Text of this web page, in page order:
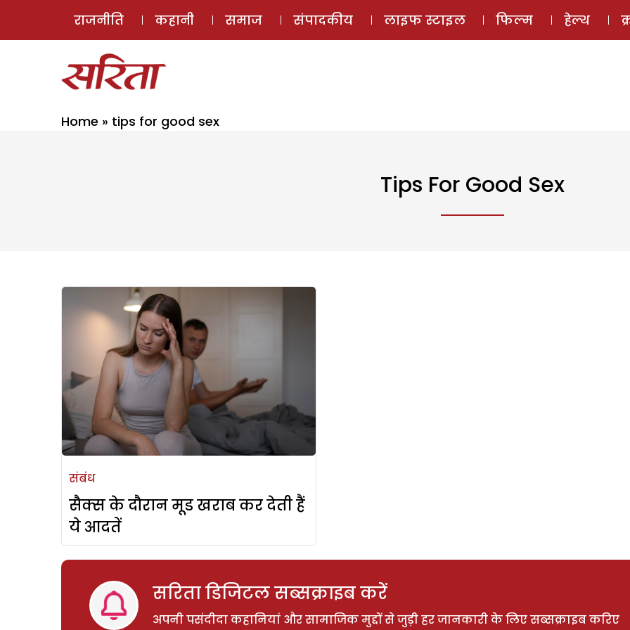
ई-मैगज़ीन
राजनीति कहानी समाज संपादकीय लाइफ स्टाइल फिल्म हेल्थ
Home » tips for good sex
Tips For Good Sex
संबंध
सैक्स के दौरान मूड खराब कर देती हैं
ये आदतें
सरिता डिजिटल सब्सक्राइब करें
अपनी पसंदीदा कहानियां और सामाजिक मुद्दों से जुड़ी हर जानकारी के लिए सब्सक्राइब करिए